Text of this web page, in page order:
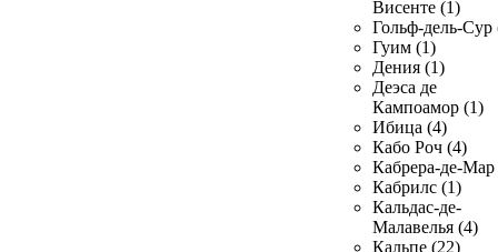
Висенте (1)
Гольф-дель-Сур
Гуим (1)
Дения (1)
Деэса де
Кампоамор (1)
Ибица (4)
Кабо Роч (4)
Кабрера-де-Мар
Кабрилс (1)
Кальдас-де-
Малавелья (4)
Кальпе (22)